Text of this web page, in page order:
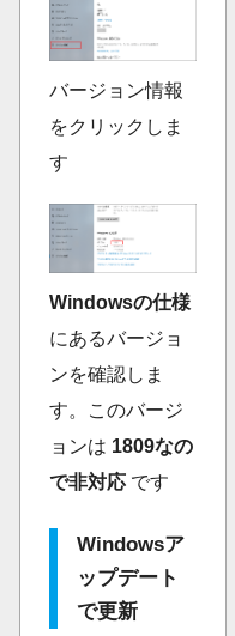
バージョン情報
をクリックしま
す
Windowsの仕様
にあるバージョ
ンを確認しま
す。このバージ
ョンは 1809なの
で非対応 です
Windowsア
ップデート
で更新